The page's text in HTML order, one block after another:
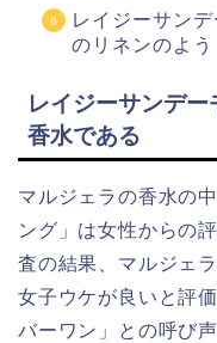
レイジーサン
のリネンのよう
レイジーサンデ
香水である
マルジェラの香水の
ング」は女性からの
査の結果、マルジェ
女子ウケが良いと評
バーワン」との呼び